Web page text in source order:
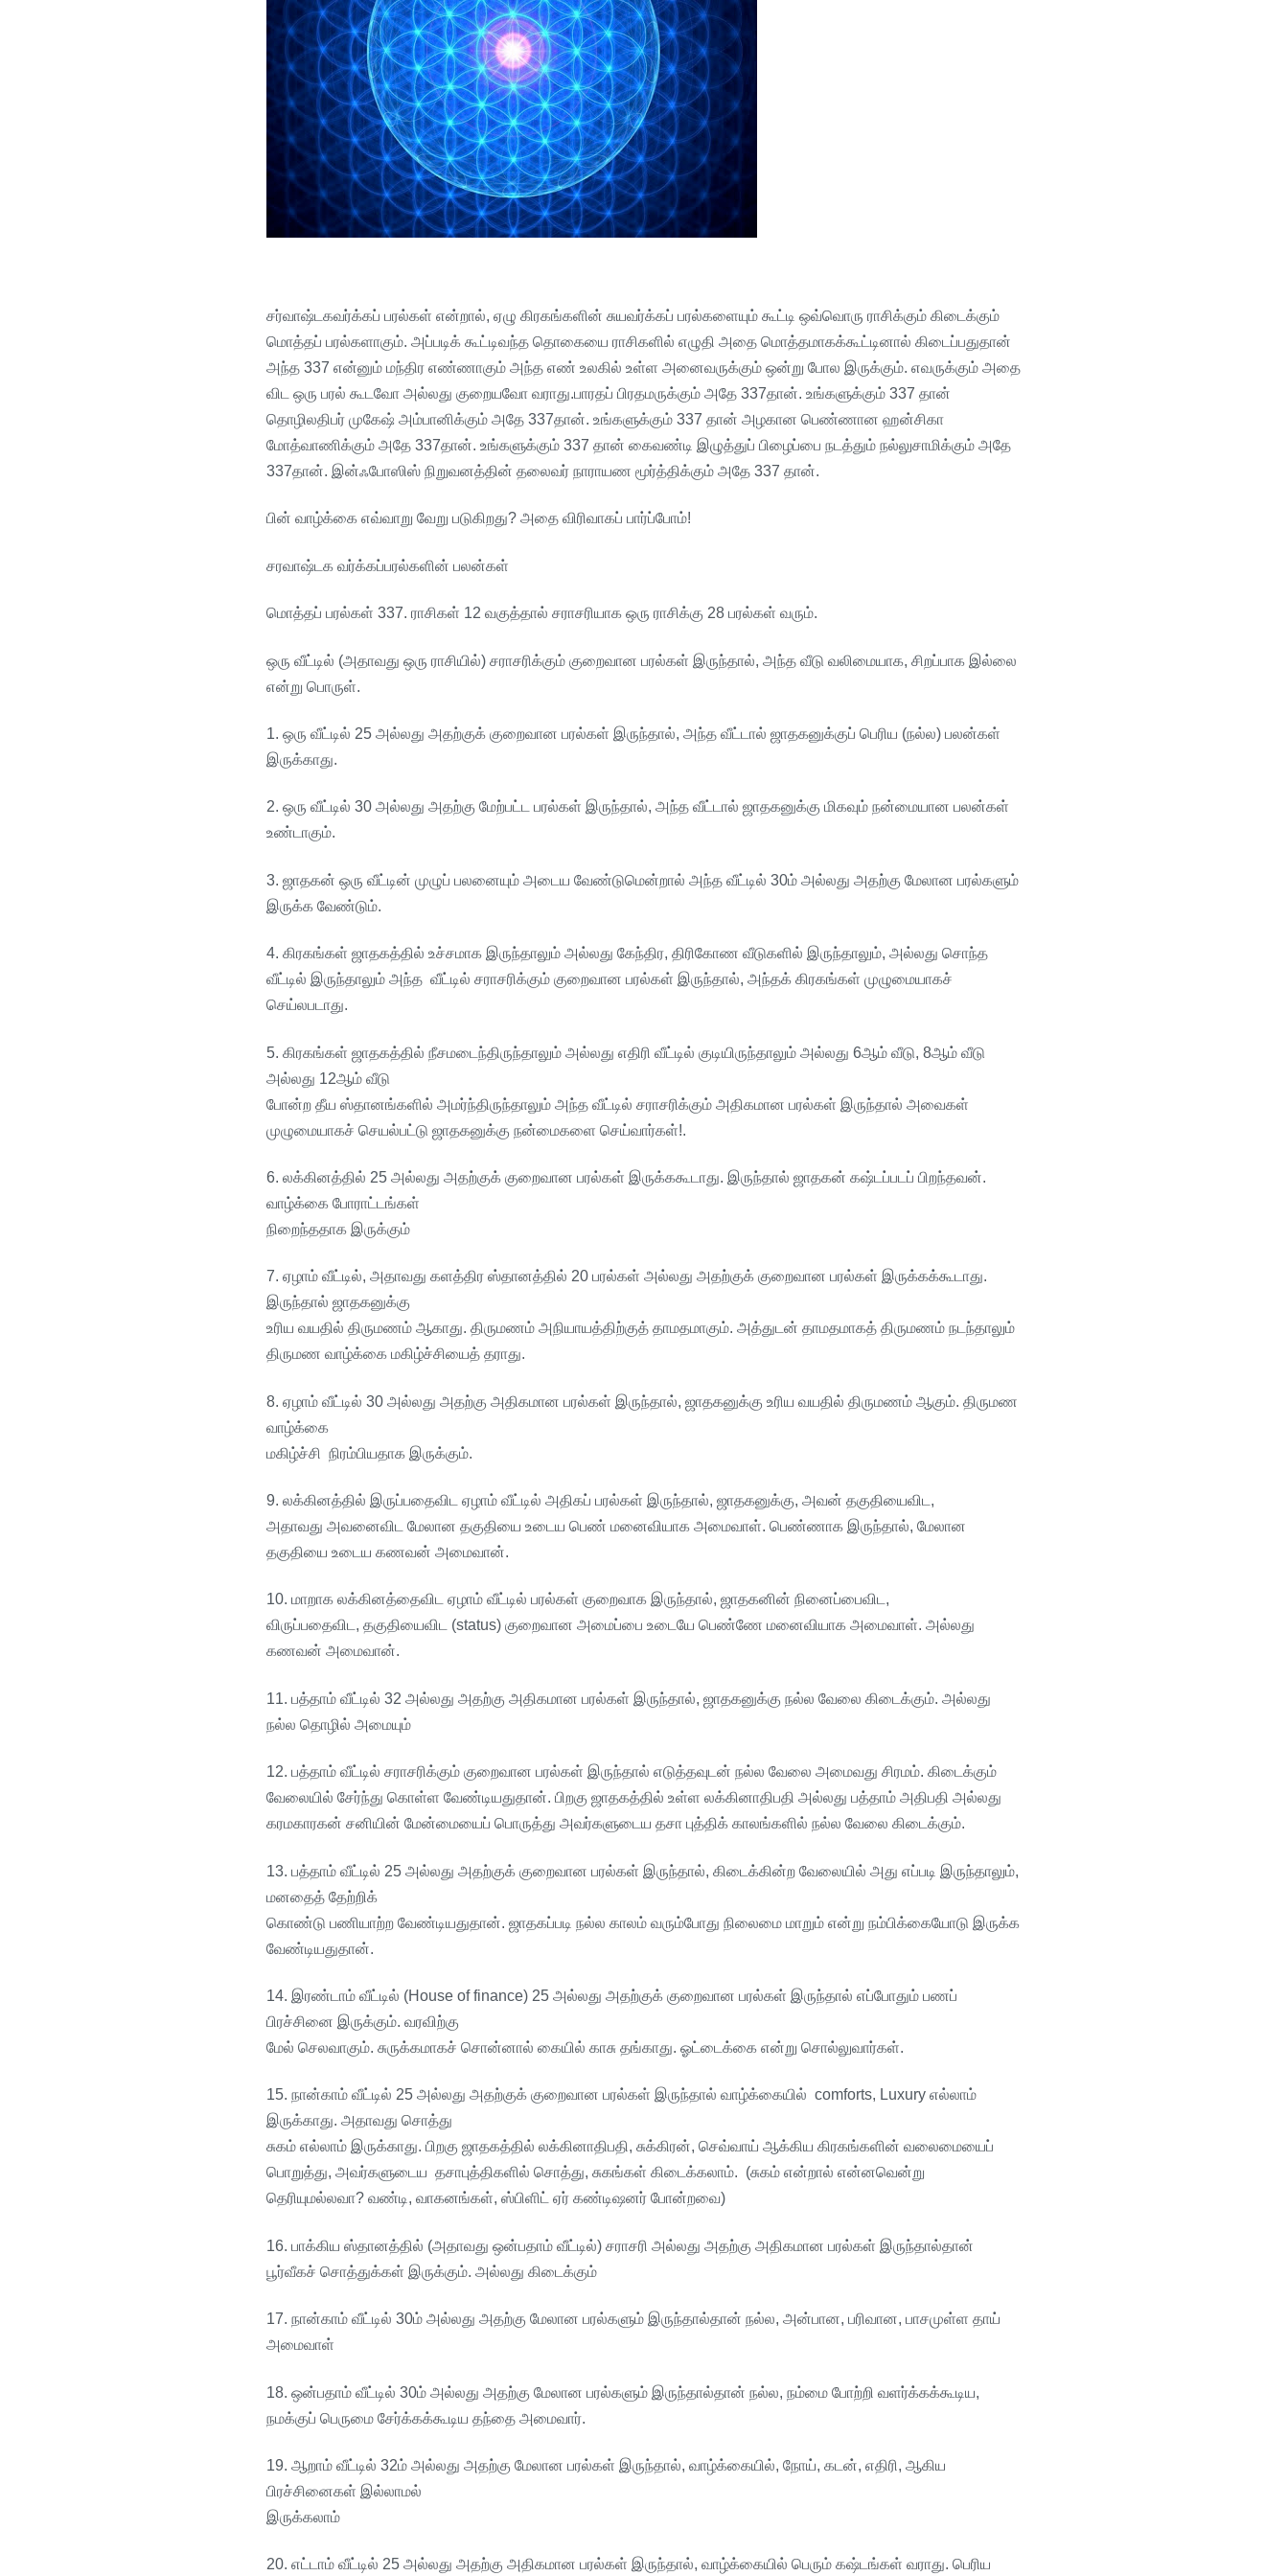
சர்வாஷ்டகவர்க்கப் பரல்கள் என்றால், ஏழு கிரகங்களின் சுயவர்க்கப் பரல்களையும் கூட்டி ஒவ்வொரு ராசிக்கும் கிடைக்கும்
மொத்தப் பரல்களாகும். அப்படிக் கூட்டிவந்த தொகையை ராசிகளில் எழுதி அதை மொத்தமாகக்கூட்டினால் கிடைப்பதுதான்
அந்த337 என்னும் மந்திர எண்ணாகும் அந்த எண் உலகில் உள்ள அனைவருக்கும் ஒன்று போல இருக்கும். எவருக்கும் அதை
விட
ஒரு பரல் கூடவோ அல்லது குறையவோ வராது.பாரதப் பிரதமருக்கும் அதே337தான். உங்களுக்கும்337 தான்
தொழிலதிபர் முகேஷ் அம்பானிக்கும் அதே337தான். உங்களுக்கும்337 தான் அழகான பெண்ணான ஹன்சிகா
மோத்வாணிக்கும் அதே337தான். உங்களுக்கும்337 தான் கைவண்டி இழுத்துப் பிழைப்பை நடத்தும் நல்லுசாமிக்கும் அதே
337தான். இன்ஃபோஸிஸ் நிறுவனத்தின் தலைவர் நாராயண மூர்த்திக்கும் அதே337 தான்.
பின் வாழ்க்கை எவ்வாறு வேறு படுகிறது? அதை விரிவாகப் பார்ப்போம்!
சரவாஷ்டக வர்க்கப்பரல்களின் பலன்கள்
மொத்தப் பரல்கள் 337. ராசிகள் 12 வகுத்தால் சராசரியாக ஒரு ராசிக்கு 28 பரல்கள் வரும்.
ஒரு வீட்டில் (அதாவது ஒரு ராசியில்) சராசரிக்கும் குறைவான பரல்கள் இருந்தால், அந்த வீடு வலிமையாக, சிறப்பாக இல்லை
என்று பொருள்.
1. ஒரு வீட்டில் 25 அல்லது அதற்குக் குறைவான பரல்கள் இருந்தால், அந்த வீட்டால் ஜாதகனுக்குப் பெரிய (நல்ல) பலன்கள்
இருக்காது.
2. ஒரு வீட்டில் 30 அல்லது அதற்கு மேற்பட்ட பரல்கள் இருந்தால், அந்த வீட்டால் ஜாதகனுக்கு மிகவும் நன்மையான பலன்கள்
உண்டாகும்.
3. ஜாதகன் ஒரு வீட்டின் முழுப் பலனையும் அடைய வேண்டுமென்றால் அந்த வீட்டில் 30ம் அல்லது அதற்கு மேலான பரல்களும்
இருக்க வேண்டும்.
4. கிரகங்கள் ஜாதகத்தில் உச்சமாக இருந்தாலும் அல்லது கேந்திர, திரிகோண வீடுகளில் இருந்தாலும், அல்லது சொந்த
வீட்டில் இருந்தாலும் அந்த வீட்டில் சராசரிக்கும் குறைவான பரல்கள் இருந்தால், அந்தக் கிரகங்கள் முழுமையாகச்
செய்லபடாது.
5. கிரகங்கள் ஜாதகத்தில் நீசமடைந்திருந்தாலும் அல்லது எதிரி வீட்டில் குடியிருந்தாலும் அல்லது 6ஆம் வீடு, 8ஆம் வீடு
அல்லது 12ஆம் வீடு
போன்ற தீய ஸ்தானங்களில் அமர்ந்திருந்தாலும் அந்த வீட்டில் சராசரிக்கும் அதிகமான பரல்கள் இருந்தால் அவைகள்
முழுமையாகச் செயல்பட்டு ஜாதகனுக்கு நன்மைகளை செய்வார்கள்!.
6. லக்கினத்தில் 25 அல்லது அதற்குக் குறைவான பரல்கள் இருக்ககூடாது. இருந்தால் ஜாதகன் கஷ்டப்படப் பிறந்தவன்.
வாழ்க்கை போராட்டங்கள்
நிறைந்ததாக இருக்கும்
7. ஏழாம் வீட்டில், அதாவது களத்திர ஸ்தானத்தில் 20 பரல்கள் அல்லது அதற்குக் குறைவான பரல்கள் இருக்கக்கூடாது.
இருந்தால் ஜாதகனுக்கு
உரிய வயதில் திருமணம் ஆகாது. திருமணம் அநியாயத்திற்குத் தாமதமாகும். அத்துடன் தாமதமாகத் திருமணம் நடந்தாலும்
திருமண வாழ்க்கை மகிழ்ச்சியைத் தராது.
8. ஏழாம் வீட்டில் 30 அல்லது அதற்கு அதிகமான பரல்கள் இருந்தால், ஜாதகனுக்கு உரிய வயதில் திருமணம் ஆகும். திருமண
வாழ்க்கை
மகிழ்ச்சி நிரம்பியதாக இருக்கும்.
9. லக்கினத்தில் இருப்பதைவிட ஏழாம் வீட்டில் அதிகப் பரல்கள் இருந்தால், ஜாதகனுக்கு, அவன் தகுதியைவிட ,
அதாவது அவனைவிட மேலான தகுதியை உடைய பெண் மனைவியாக அமைவாள். பெண்ணாக இருந்தால், மேலான
தகுதியை உடைய கணவன் அமைவான்.
10. மாறாக லக்கினத்தைவிட ஏழாம் வீட்டில் பரல்கள் குறைவாக இருந்தால், ஜாதகனின் நினைப்பைவிட,
விருப்பதைவிட, தகுதியைவிட(status) குறைவான அமைப்பை உடையே பெண்ணே மனைவியாக அமைவாள். அல்லது
கணவன் அமைவான்.
11. பத்தாம் வீட்டில் 32 அல்லது அதற்கு அதிகமான பரல்கள் இருந்தால், ஜாதகனுக்கு நல்ல வேலை கிடைக்கும். அல்லது
நல்ல தொழில் அமையும்
12. பத்தாம் வீட்டில் சராசரிக்கும் குறைவான பரல்கள் இருந்தால் எடுத்தவுடன் நல்ல வேலை அமைவது சிரமம். கிடைக்கும்
வேலையில் சேர்ந்து கொள்ள வேண்டியதுதான். பிறகு ஜாதகத்தில் உள்ள லக்கினாதிபதி அல்லது பத்தாம் அதிபதி அல்லது
கரமகாரகன் சனியின் மேன்மையைப் பொருத்து அவர்களுடைய தசா புத்திக் காலங்களில் நல்ல வேலை கிடைக்கும்.
13. பத்தாம் வீட்டில் 25 அல்லது அதற்குக் குறைவான பரல்கள் இருந்தால், கிடைக்கின்ற வேலையில் அது எப்படி இருந்தாலும்,
மனதைத் தேற்றிக்
கொண்டு பணியாற்ற வேண்டியதுதான். ஜாதகப்படி நல்ல காலம் வரும்போது நிலைமை மாறும் என்று நம்பிக்கையோடு இருக்க
வேண்டியதுதான்.
14. இரண்டாம் வீட்டில் (House of finance) 25 அல்லது அதற்குக் குறைவான பரல்கள் இருந்தால் எப்போதும் பணப்
பிரச்சினை இருக்கும். வரவிற்கு
மேல் செலவாகும். சுருக்கமாகச் சொன்னால் கையில் காசு தங்காது. ஓட்டைக்கை என்று சொல்லுவார்கள்.
15. நான்காம் வீட்டில் 25 அல்லது அதற்குக் குறைவான பரல்கள் இருந்தால் வாழ்க்கையில் comforts, Luxury எல்லாம்
இருக்காது. அதாவது சொத்து
சுகம் எல்லாம் இருக்காது. பிறகு ஜாதகத்தில் லக்கினாதிபதி, சுக்கிரன், செவ்வாய் ஆக்கிய கிரகங்களின் வலைமையைப்
பொறுத்து, அவர்களுடைய தசாபுத்திகளில் சொத்து, சுகங்கள் கிடைக்கலாம். (சுகம் என்றால் என்னவென்று
தெரியுமல்லவா? வண்டி, வாகனங்கள், ஸ்பிளிட் ஏர் கண்டிஷனர் போன்றவை)
16. பாக்கிய ஸ்தானத்தில் (அதாவது ஒன்பதாம் வீட்டில்) சராசரி அல்லது அதற்கு அதிகமான பரல்கள் இருந்தால்தான்
பூர்வீகச் சொத்துக்கள் இருக்கும். அல்லது கிடைக்கும்
17. நான்காம் வீட்டில் 30ம் அல்லது அதற்கு மேலான பரல்களும் இருந்தால்தான் நல்ல, அன்பான, பரிவான, பாசமுள்ள தாய்
அமைவாள்
18. ஒன்பதாம் வீட்டில் 30ம் அல்லது அதற்கு மேலான பரல்களும் இருந்தால்தான் நல்ல, நம்மை போற்றி வளர்க்கக்கூடிய,
நமக்குப் பெருமை சேர்க்கக்கூடிய தந்தை அமைவார்.
19. ஆறாம் வீட்டில் 32ம் அல்லது அதற்கு மேலான பரல்கள் இருந்தால், வாழ்க்கையில், நோய், கடன், எதிரி, ஆகிய
பிரச்சினைகள் இல்லாமல்
இருக்கலாம்
20. எட்டாம் வீட்டில் 25 அல்லது அதற்கு அதிகமான பரல்கள் இருந்தால், வாழ்க்கையில் பெரும் கஷ்டங்கள் வராது. பெரிய